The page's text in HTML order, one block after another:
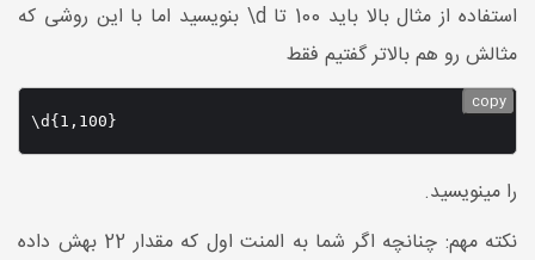
استفاده از مثال بالا باید 100 تا d\ بنویسید اما با این روشی که
مثالش رو هم بالاتر گفتیم فقط
\d{1,100}
copy
را مینویسید.
نکته مهم: چنانچه اگر شما به المنت اول که مقدار 22 بهش داده